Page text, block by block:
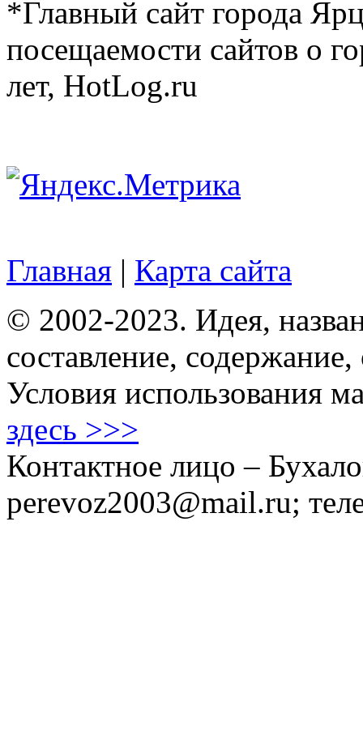
*Главный сайт города
посещаемости сайтов о
лет, HotLog.ru
Главная | Карта сайта
© 2002-2023. Идея,
составление,
Условия использования
здесь >>>
Контактное лицо –
perevoz2003@mail.ru;